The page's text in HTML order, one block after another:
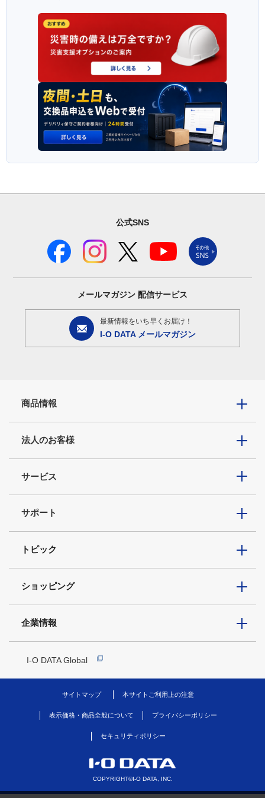
公式SNS
メールマガジン 配信サービス
最新情報をいち早くお届け！
I-O DATA メールマガジン
商品情報
法人のお客様
サービス
サポート
トピック
ショッピング
企業情報
I-O DATA Global
サイトマップ 本サイトご利用上の注意
表示価格・商品全般について プライバシーポリシー
セキュリティポリシー
COPYRIGHT©I-O DATA, INC.